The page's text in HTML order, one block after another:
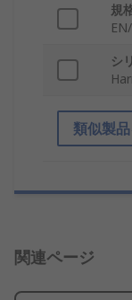
規
シ
類似製
関連ページ